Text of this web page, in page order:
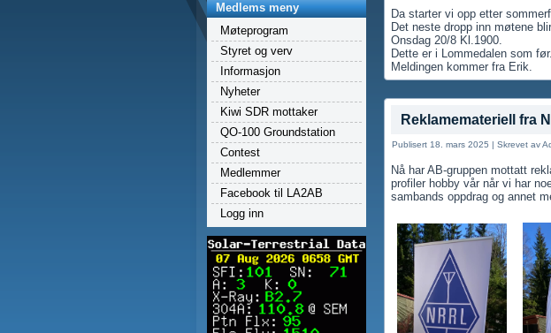
Medlems meny
Møteprogram
Styret og verv
Informasjon
Nyheter
Kiwi SDR mottaker
QO-100 Groundstation
Contest
Medlemmer
Facebook til LA2AB
Logg inn
Da starter vi opp etter
Det neste dropp inn møtene
Onsdag 20/8 Kl.1900.
Dette er i Lommedalen som før.
Meldingen kommer fra Erik.
Reklamemateriell fra
Publisert 18. mars 2025 | Skrevet av
Nå har AB-gruppen mottatt
profiler hobby vår når vi har
sambands oppdrag og annet